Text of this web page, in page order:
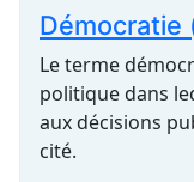
Démocratie
Le terme
politique dans
aux décisions
cité.